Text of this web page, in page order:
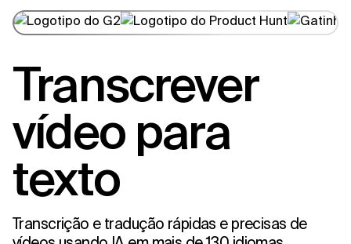
Transcrever
vídeo para
texto
Transcrição e tradução rápidas e precisas de